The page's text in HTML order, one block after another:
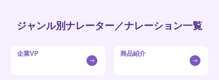
ジャンル別ナレーター／ナレーション一覧
企業VP 商品紹介